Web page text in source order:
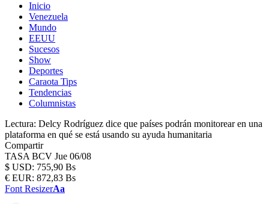
Inicio
Venezuela
Mundo
EEUU
Sucesos
Show
Deportes
Caraota Tips
Tendencias
Columnistas
Lectura: Delcy Rodríguez dice que países podrán monitorear en una
plataforma en qué se está usando su ayuda humanitaria
Compartir
TASA BCV Jue 06/08
$ USD: 755,90 Bs
€ EUR: 872,83 Bs
Font ResizerAa